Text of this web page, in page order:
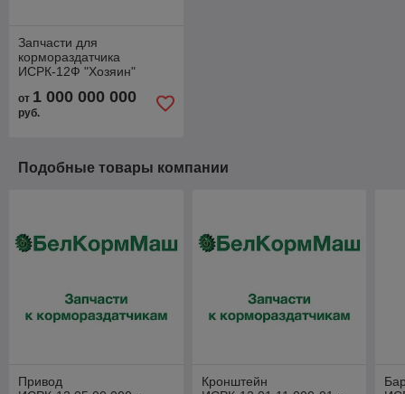
Запчасти для
кормораздатчика
ИСРК-12Ф "Хозяин"
от 1 000 000 000
руб.
Подобные товары компании
Привод
Кронштейн